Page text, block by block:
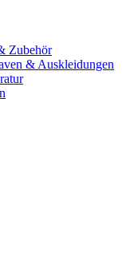
Zubehör
& Auskleidungen